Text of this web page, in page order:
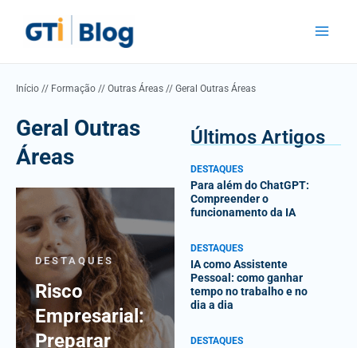
content
Início // Formação // Outras Áreas // Geral Outras Áreas
Geral Outras
Áreas
DESTAQUES
Risco
Empresarial:
Preparar
Últimos Artigos
DESTAQUES
Para além do ChatGPT:
Compreender o
funcionamento da IA
DESTAQUES
IA como Assistente
Pessoal: como ganhar
tempo no trabalho e no
dia a dia
DESTAQUES